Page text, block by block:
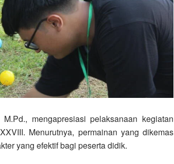
mengapresiasi pelaksanaan kegiatan
Menurutnya, permainan yang dikemas
yang efektif bagi peserta didik.